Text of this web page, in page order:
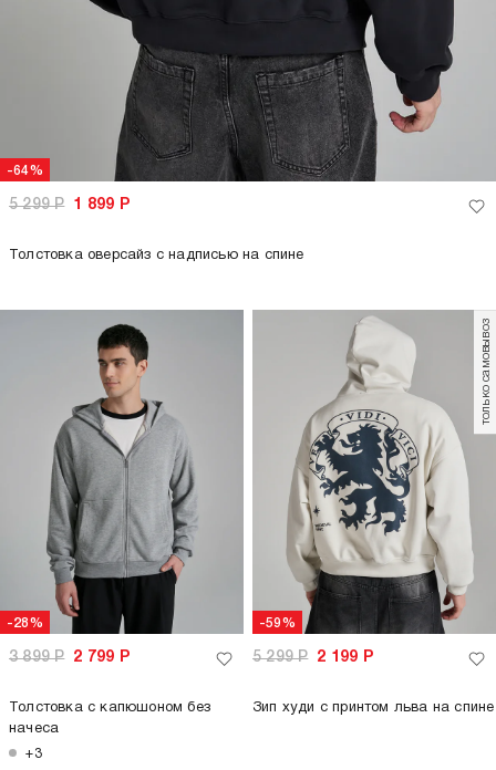
-64%
5 299Р 1 899 Р
Толстовка оверсайз с надписью на спине
-28%
3 899Р 2 799 Р
Толстовка с капюшоном без
начеса
+3
-59%
только самовывоз
5 299Р 2 199 Р
Зип худи с принтом льва на спине